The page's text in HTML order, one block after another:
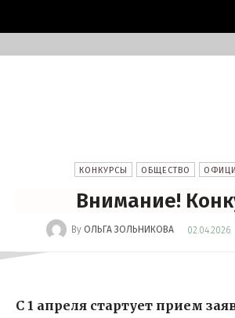
КОНКУРСЫ ОБЩЕСТВО
Внимание!
By ОЛЬГА ЗОЛЬНИКОВА 02.04.2026
С 1 апреля стартует прием